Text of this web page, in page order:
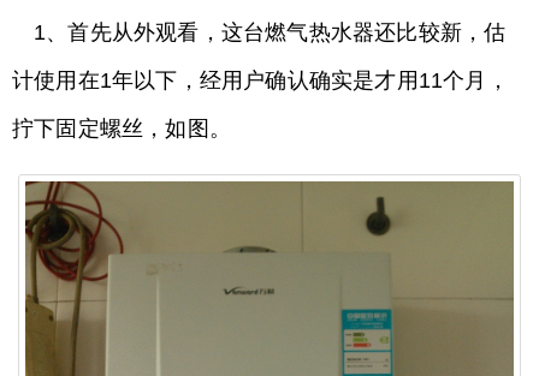
1、首先从外观看，这台燃气热水器还比较新，估
计使用在1年以下，经用户确认确实是才用11个月，
拧下固定螺丝，如图。